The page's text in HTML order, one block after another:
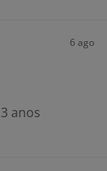
6 ago
anos